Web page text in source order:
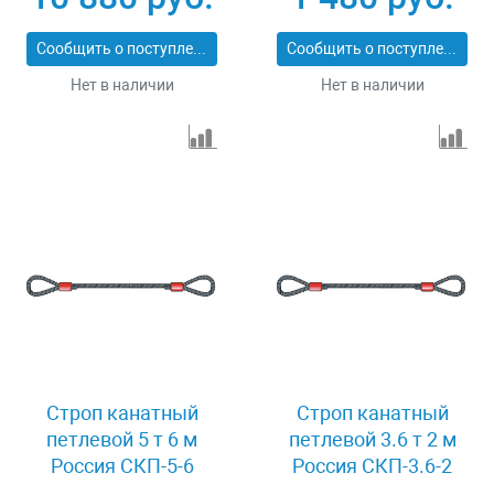
Сообщить о поступлении
Нет в наличии
Сообщить о поступлении
Нет в наличии
Строп канатный
петлевой 5 т 6 м
Россия СКП-5-6
Строп канатный
петлевой 3.6 т 2 м
Россия СКП-3.6-2